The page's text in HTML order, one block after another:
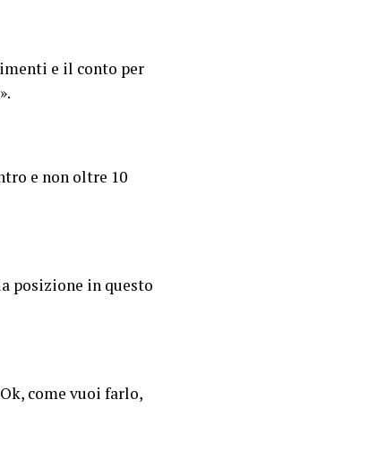
e il conto per
e non oltre 10
posizione in questo
come vuoi farlo,